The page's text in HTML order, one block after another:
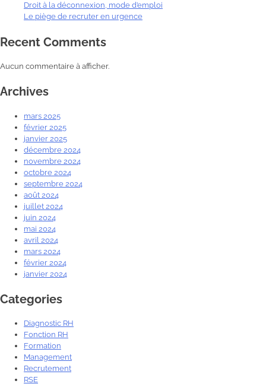
Droit à la déconnexion, mode d’emploi
Le piège de recruter en urgence
Recent Comments
Aucun commentaire à afficher.
Archives
mars 2025
février 2025
janvier 2025
décembre 2024
novembre 2024
octobre 2024
septembre 2024
août 2024
juillet 2024
juin 2024
mai 2024
avril 2024
mars 2024
février 2024
janvier 2024
Categories
Diagnostic RH
Fonction RH
Formation
Management
Recrutement
RSE